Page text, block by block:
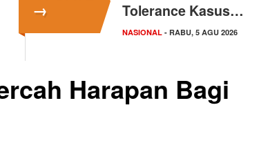
→
Tolerance Kasus…
NASIONAL - RABU, 5 AGU 2026
Harapan Bagi